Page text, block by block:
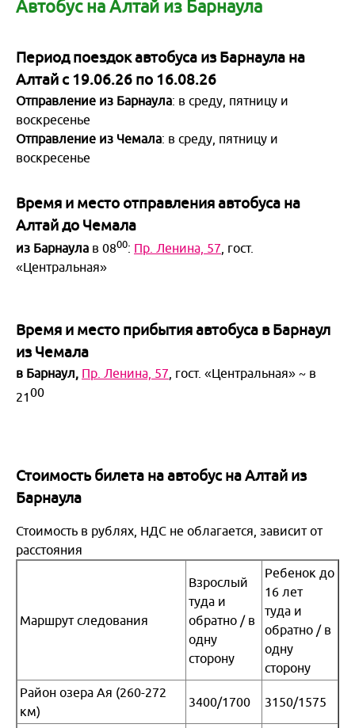
Написать в мессенджер
для экстренной связи
Все контакты
Доставка
Экскурсии из Новосибирска
Сборные группы
Белокуриха
Яровое
Екатеринбург
Новосибирск и НСО
Кузбасс
Европейская часть России
Отели России
Договоры и документы
Бонусная программа для клиентов
Автобус на Алтай из Барнаула
Период поездок автобуса из Барнаула на
Алтай с 19.06.26 по 16.08.26
Отправление из Барнаула: в среду, пятницу и
воскресенье
Отправление из Чемала: в среду, пятницу и
воскресенье
Время и место отправления автобуса на
Алтай до Чемала
из Барнаула в 0800: Пр. Ленина, 57 , гост.
«Центральная»
Время и место прибытия автобуса вБарнаул
из Чемала
в Барнаул, Пр. Ленина, 57 , гост. «Центральная» ~ в
2100
Стоимость билета на автобус на Алтай из
Барнаула
Стоимость в рублях, НДС не облагается, зависит от
расстояния
Маршрут следования
Взрослый
туда и
обратно / в
одну
сторону
Ребенок до
16 лет
туда и
обратно / в
одну
сторону
Район озера Ая (260-272
км)
3400/1700 3150/1575